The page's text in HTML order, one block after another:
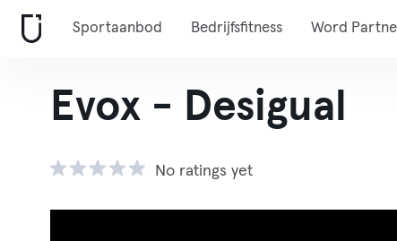
Sportaanbod Bedrijfsfitness Word
Evox - Desigual
No ratings yet